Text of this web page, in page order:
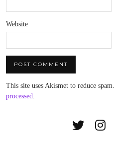
Website
This site uses Akismet to reduce spam.
processed.